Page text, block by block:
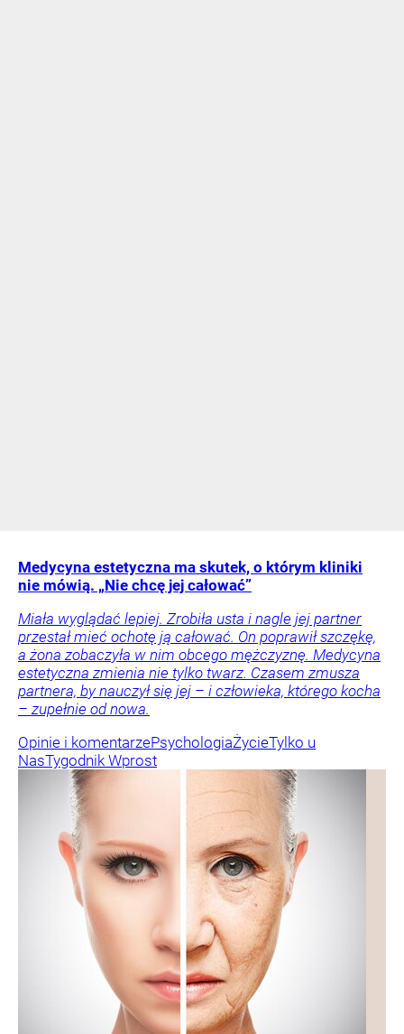
Medycyna estetyczna ma skutek, o którym kliniki
nie mówią. „Nie chcę jej całować”
Miała wyglądać lepiej. Zrobiła usta i nagle jej partner
przestał mieć ochotę ją całować. On poprawił szczękę,
a żona zobaczyła w nim obcego mężczyznę. Medycyna
estetyczna zmienia nie tylko twarz. Czasem zmusza
partnera, by nauczył się jej – i człowieka, którego kocha
– zupełnie od nowa.
Opinie i komentarzePsychologiaŻycieTylko u
NasTygodnik Wprost